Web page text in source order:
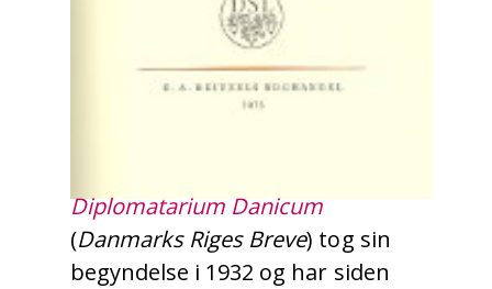
Diplomatarium Danicum
(Danmarks Riges Breve) tog sin
begyndelse i 1932 og har siden